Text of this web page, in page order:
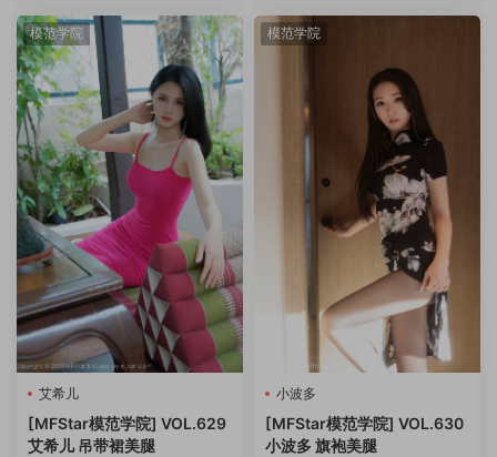
模范学院
艾希儿
[MFStar模范学院] VOL.629
艾希儿 吊带裙美腿
模范学院
小波多
[MFStar模范学院] VOL.630
小波多 旗袍美腿